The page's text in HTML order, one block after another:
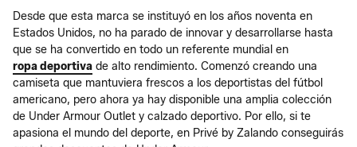
Desde que esta marca se instituyó en los años noventa en
Estados Unidos, no ha parado de innovar y desarrollarse hasta
que se ha convertido en todo un referente mundial en
ropa deportiva de alto rendimiento. Comenzó creando una
camiseta que mantuviera frescos a los deportistas del fútbol
americano, pero ahora ya hay disponible una amplia colección
de Under Armour Outlet y calzado deportivo. Por ello, si te
apasiona el mundo del deporte, en Privé by Zalando conseguirás